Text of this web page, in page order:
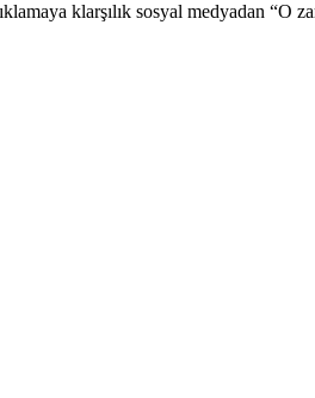
klarşılık sosyal medyadan “O